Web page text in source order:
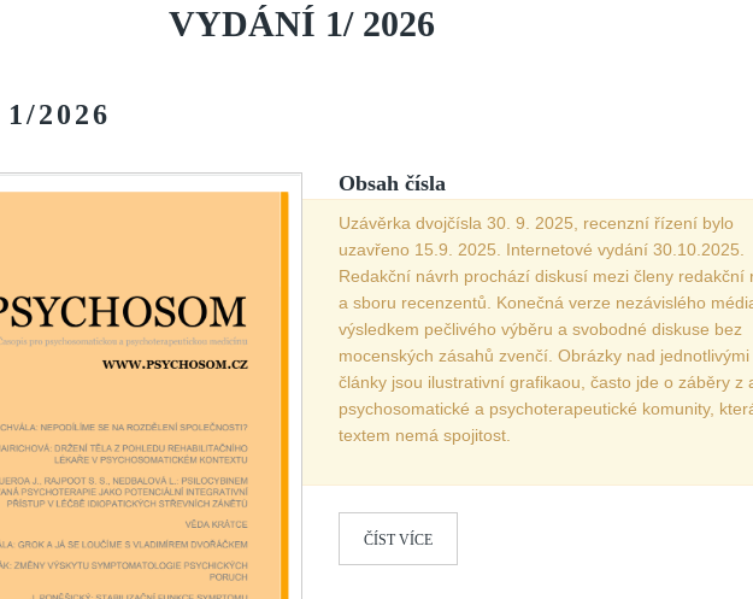
Vydání 3-4/ 2024
Vydání 3-4/ 2022
Vydání 3-4/ 2021
Vydání 2/ 2021
Vydání 3-4/ 2020
Vydání 1-2/ 2020
Vydání 3-4/ 2019
Vydání 4/2018
Vydání 2-3/2018
VYDÁNÍ 1/ 2026
1/2026
Obsah čísla
Uzávěrka dvojčísla 30. 9. 2025, recenzní řízení bylo
uzavřeno 15.9. 2025. Internetové vydání 30.10.2025.
Redakční návrh prochází diskusí mezi členy redakční
a sboru recenzentů. Konečná verze nezávislého
výsledkem pečlivého výběru a svobodné diskuse bez
mocenských zásahů zvenčí. Obrázky nad jednotlivými
články jsou ilustrativní grafikaou, často jde o záběry z
psychosomatické a psychoterapeutické komunity,
textem nemá spojitost.
ČÍST VÍCE